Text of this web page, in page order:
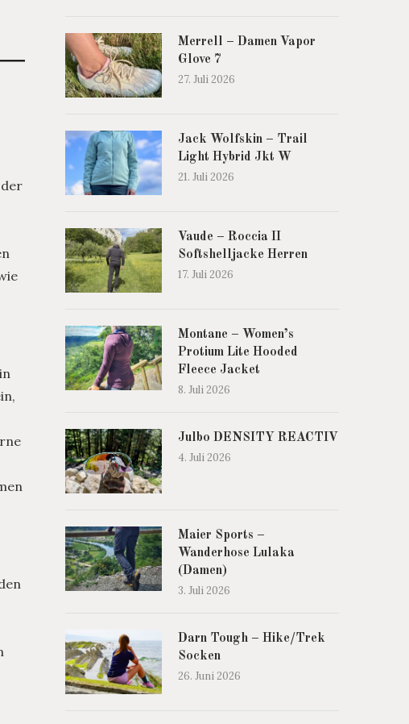
Merrell – Damen Vapor
Glove 7
27. Juli 2026
Jack Wolfskin – Trail
Light Hybrid Jkt W
21. Juli 2026
Vaude – Roccia II
Softshelljacke Herren
17. Juli 2026
Montane – Women’s
Protium Lite Hooded
Fleece Jacket
8. Juli 2026
Julbo DENSITY REACTIV
4. Juli 2026
Maier Sports –
Wanderhose Lulaka
(Damen)
3. Juli 2026
Darn Tough – Hike/Trek
Socken
26. Juni 2026